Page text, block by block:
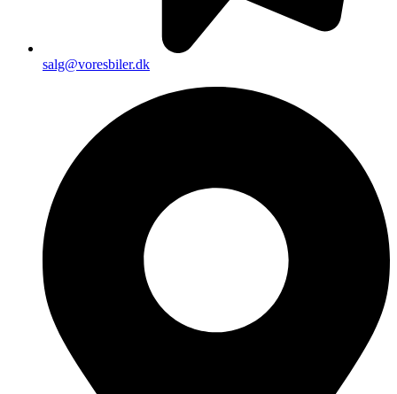
salg@voresbiler.dk